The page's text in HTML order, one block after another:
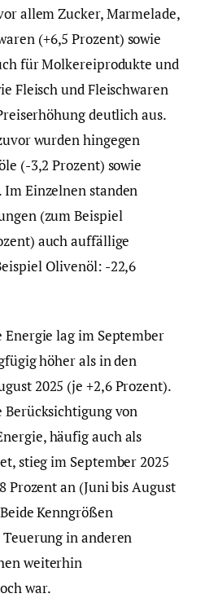
allem Zucker, Marmelade,
(+6,5 Prozent) sowie
für Molkereiprodukte und
Fleisch und Fleischwaren
deutlich aus.
wurden hingegen
(-3,2 Prozent) sowie
Im Einzelnen standen
(zum Beispiel
auch auffällige
Olivenöl: -22,6
lag im September
höher als in den
2025 (je +2,6 Prozent).
von
häufig auch als
stieg im September 2025
Prozent an (Juni bis August
Kenngrößen
in anderen
weiterhin
war.